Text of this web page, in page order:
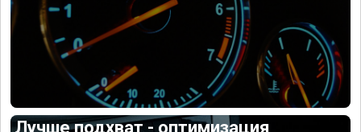
Лучше подхват - оптимизация